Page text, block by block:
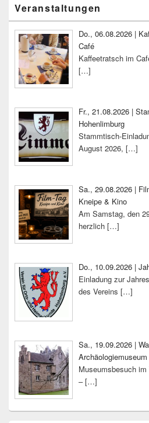
Seitenleisten-
Widgetbereich
Veranstaltungen
Do., 06.08.2026 |
Café
Kaffeetratsch im
[…]
Fr., 21.08.2026 |
Hohenlimburg
Stammtisch-
August 2026, […]
Sa., 29.08.2026 |
Kneipe & Kino
Am Samstag, den
herzlich […]
Do., 10.09.2026 |
Einladung zur
des Vereins […]
Sa., 19.09.2026 |
Museumsbesuch
–[…]